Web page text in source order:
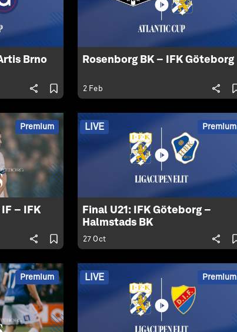
Brno Rosenborg BK – IFK Göteborg
2 Feb
Premium
– IFK
LIVE Premium
Final U21: IFK Göteborg –
Halmstads BK
27 Oct
Premium LIVE Premium